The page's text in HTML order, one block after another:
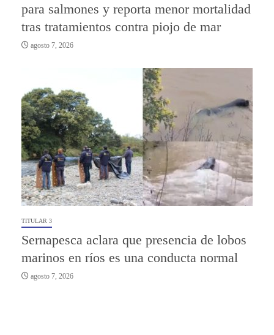
para salmones y reporta menor mortalidad
tras tratamientos contra piojo de mar
agosto 7, 2026
TITULAR 3
Sernapesca aclara que presencia de lobos
marinos en ríos es una conducta normal
agosto 7, 2026